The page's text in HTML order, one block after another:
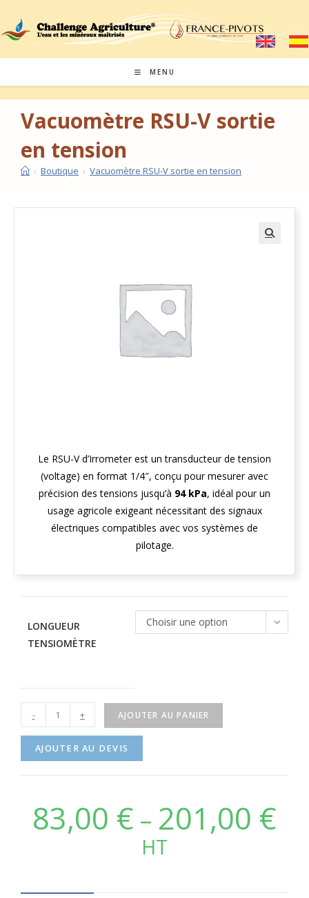
MENU
Vacuomètre RSU-V sortie
en tension
› Boutique › Vacuomètre RSU-V sortie en tension
Le RSU-V d’Irrometer est un transducteur de tension
(voltage) en format 1/4″, conçu pour mesurer avec
précision des tensions jusqu’à 94 kPa, idéal pour un
usage agricole exigeant nécessitant des signaux
électriques compatibles avec vos systèmes de
pilotage.
LONGUEUR
TENSIOMÈTRE
Choisir une option
- + AJOUTER AU PANIER
AJOUTER AU DEVIS
83,00 € – 201,00 €
HT